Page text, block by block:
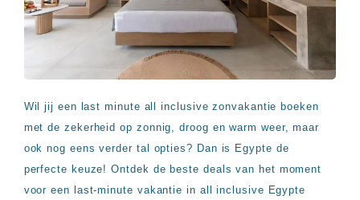
Wil jij een last minute all inclusive zonvakantie boeken
met de zekerheid op zonnig, droog en warm weer, maar
ook nog eens verder tal opties? Dan is Egypte de
perfecte keuze! Ontdek de beste deals van het moment
voor een last-minute vakantie in all inclusive Egypte